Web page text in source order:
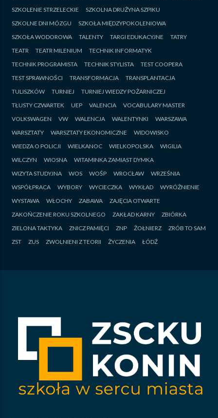
SZKOLENIE STRZELECKIE
SZKOLNA DRUŻYNA SZPIKU
SZKOLNE DNI MÓZGU
SZKOŁA MIĘDZYPOKOLENIOWA
SZKOŁA WODOROWA
TALENTY TARGI EDUKACYJNE
TATRY
TEATR
TEATR MILENIUM
TECHNIK INFORMATYK
TECHNIK PROGRAMISTA
TECHNIK STYLISTA
TEST COOPERA
TEST SPRAWNOŚCI
TRANSFORMACJA
TRANSPLANTACJA
TULISZKÓW
TURNIEJ
TURNIEJ WIEDZY POŻARNICZEJ
TŁUSTY CZWARTEK
UEP VALENCIA
VOCABULARY MASTER
VOLKSWAGEN
VW WALENCJA WALENTYNKI
WARSZAWA
WARSZTATY
WARSZTATY EKONOMICZNE
WIDOWISKO
WIEDZA O POLICJI
WIELKANOC WIELKOPOLSKA
WIGILIA
WILCZYN
WIOSNA
WITAMINKA ZAMIAST DYMKA
WIZYTA STUDYJNA
WOS WOŚP WROCŁAW
WRZEŚNIA
WSPÓŁPRACA
WYBORY WYCIECZKA WYKŁAD
WYRÓŻNIENIE
WYSTAWA
WŁOCHY ZABAWA
ZAJĘCIA OTWARTE
ZAKOŃCZENIE ROKU SZKOLNEGO
ZAKŁAD KARNY
ZBIÓRKA
ZIELONA TAKTYKA
ZNICZ PAMIĘCI ZNP ŻOŁNIERZ
ZRÓB TO SAM
ZST
ZUS ZWOLNIENI Z TEORII ŻYCZENIA ŁÓDŹ